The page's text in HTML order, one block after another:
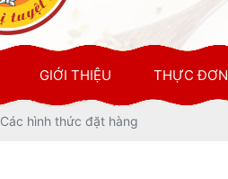
GIỚI THIỆU THỰC ĐƠN
Các hình thức đặt hàng